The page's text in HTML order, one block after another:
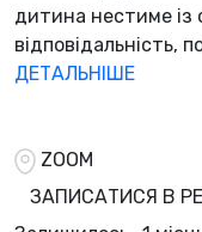
дитина нестиме із
відповідальність,
ДЕТАЛЬНІШЕ
ZOOM
ЗАПИСАТИСЯ В